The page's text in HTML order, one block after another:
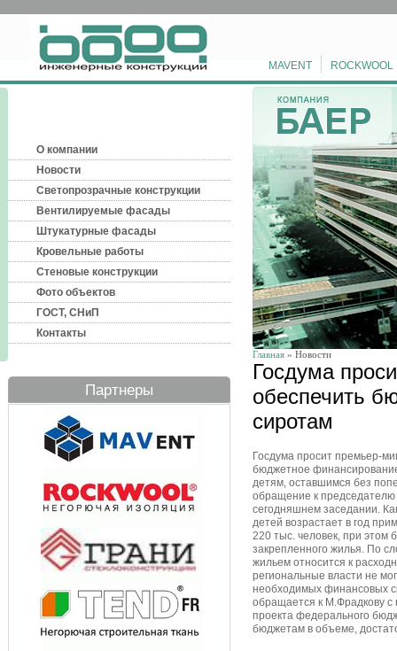
MAVENT ROCKWOOL
О компании
Новости
Светопрозрачные конструкции
Вентилируемые фасады
Штукатурные фасады
Кровельные работы
Стеновые конструкции
Фото объектов
ГОСТ, СНиП
Контакты
Партнеры
Главная » Новости
Госдума
обеспечить
сиротам
Госдума просит премьер-
бюджетное
детям, оставшимся без
обращение к
сегодняшнем заседании.
детей возрастает в год
220 тыс. человек, при этом
закрепленного жилья. По
жильем относится к
региональные власти не
необходимых финансовых
обращается к М.Фрадкову с
проекта федерального
бюджетам в объеме,